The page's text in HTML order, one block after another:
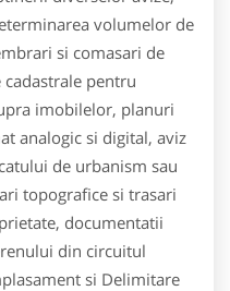
volumelor de
si comasari de
pentru
imobilelor, planuri
analogic si digital, aviz
de urbanism sau
topografice si trasari
documentatii
din circuitul
si Delimitare